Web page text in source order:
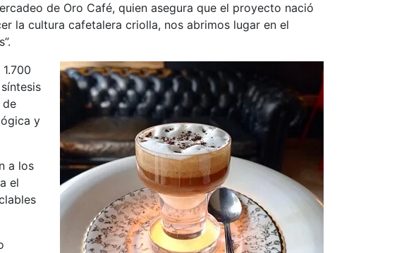
de Oro Café, quien asegura que el proyecto nació
la cultura cafetalera criolla, nos abrimos lugar en el
de
y
a los
el